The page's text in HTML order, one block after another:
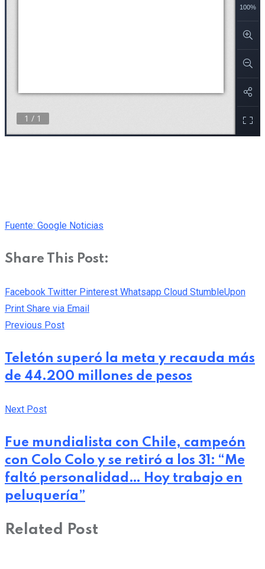
Fuente: Google Noticias
Share This Post:
Facebook Twitter Pinterest Whatsapp Cloud StumbleUpon
Print Share via Email
Previous Post
Teletón superó la meta y recauda más
de 44.200 millones de pesos
Next Post
Fue mundialista con Chile, campeón
con Colo Colo y se retiró a los 31: “Me
faltó personalidad… Hoy trabajo en
peluquería”
Related Post